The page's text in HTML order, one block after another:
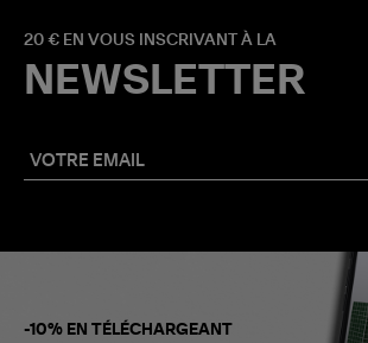
20 € EN VOUS INSCRIVANT À LA
NEWSLETTER
-10% EN TÉLÉCHARGEANT